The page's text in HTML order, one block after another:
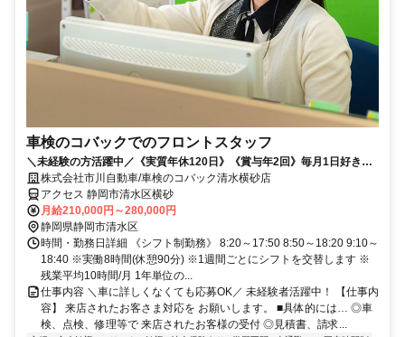
車検のコバックでのフロントスタッフ
＼未経験の方活躍中／《実質年休120日》《賞与年2回》毎月1日好きな
日に休みも取れる！残業も月10h程度◎
株式会社市川自動車/車検のコバック清水横砂店
アクセス 静岡市清水区横砂
月給210,000円～280,000円
静岡県静岡市清水区
時間・勤務日詳細 《シフト制勤務》 8:20～17:50 8:50～18:20 9:10～
18:40 ※実働8時間(休憩90分) ※1週間ごとにシフトを交替します ※
残業平均10時間/月 1年単位の...
仕事内容 ＼車に詳しくなくても応募OK／ 未経験者活躍中！ 【仕事内
容】 来店されたお客さま対応を お願いします。 ■具体的には… ◎車
検、点検、修理等で 来店されたお客様の受付 ◎見積書、請求...